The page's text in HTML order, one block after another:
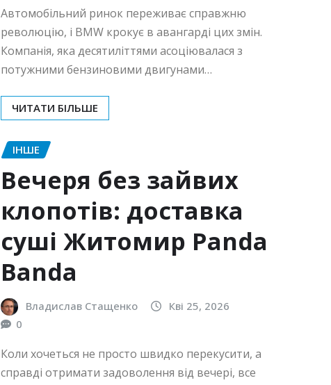
Автомобільний ринок переживає справжню
революцію, і BMW крокує в авангарді цих змін.
Компанія, яка десятиліттями асоціювалася з
потужними бензиновими двигунами…
ЧИТАТИ БІЛЬШЕ
ІНШЕ
Вечеря без зайвих
клопотів: доставка
суші Житомир Panda
Banda
Владислав Стащенко
Кві 25, 2026
0
Коли хочеться не просто швидко перекусити, а
справді отримати задоволення від вечері, все